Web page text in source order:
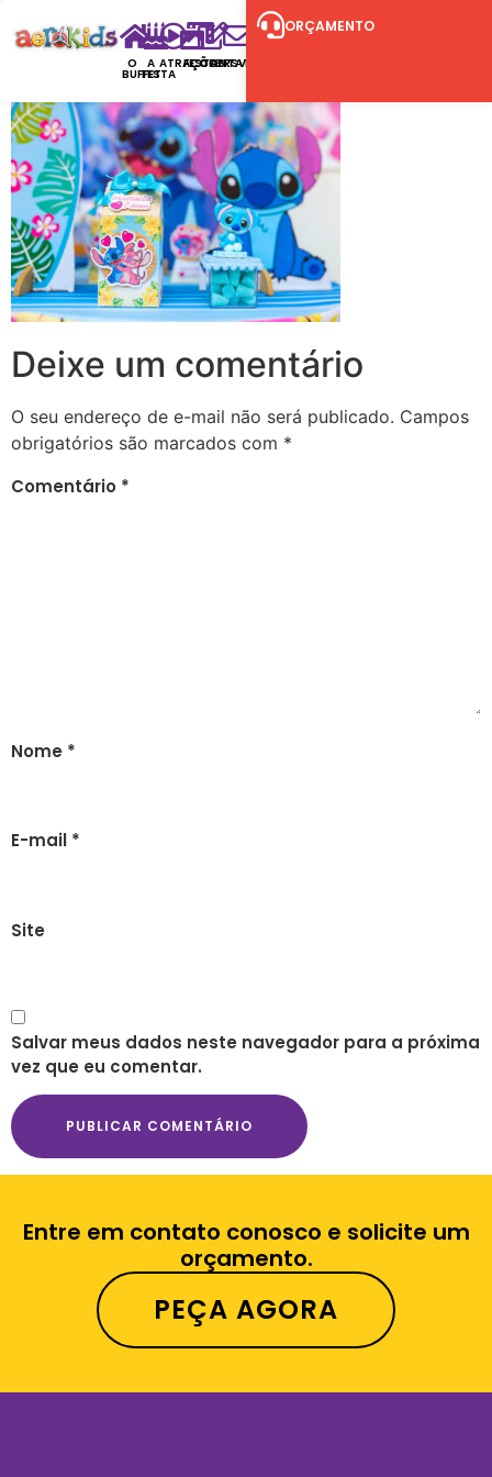
O
BUFFET
A
FESTA
ATRAÇÕES
FESTAS
CONTATO
RSVP
ORÇAMENTO
Deixe um comentário
O seu endereço de e-mail não será publicado. Campos
obrigatórios são marcados com *
Comentário *
Nome *
E-mail *
Site
Salvar meus dados neste navegador para a próxima
vez que eu comentar.
Entre em contato conosco e solicite um
orçamento.
PEÇA AGORA